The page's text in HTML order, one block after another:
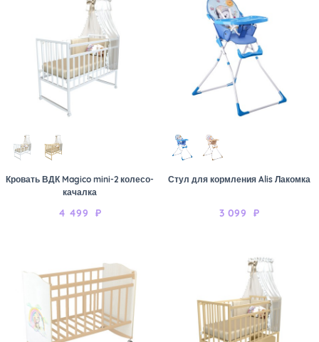
Кровать ВДК Magico mini-2 колесо-
качалка
4 499 ₽
Стул для кормления Alis Лакомка
3 099 ₽